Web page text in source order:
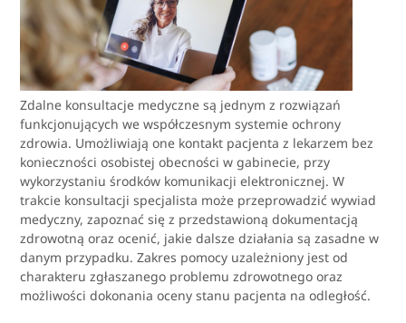
Zdalne konsultacje medyczne są jednym z rozwiązań
funkcjonujących we współczesnym systemie ochrony
zdrowia. Umożliwiają one kontakt pacjenta z lekarzem bez
konieczności osobistej obecności w gabinecie, przy
wykorzystaniu środków komunikacji elektronicznej. W
trakcie konsultacji specjalista może przeprowadzić wywiad
medyczny, zapoznać się z przedstawioną dokumentacją
zdrowotną oraz ocenić, jakie dalsze działania są zasadne w
danym przypadku. Zakres pomocy uzależniony jest od
charakteru zgłaszanego problemu zdrowotnego oraz
możliwości dokonania oceny stanu pacjenta na odległość.